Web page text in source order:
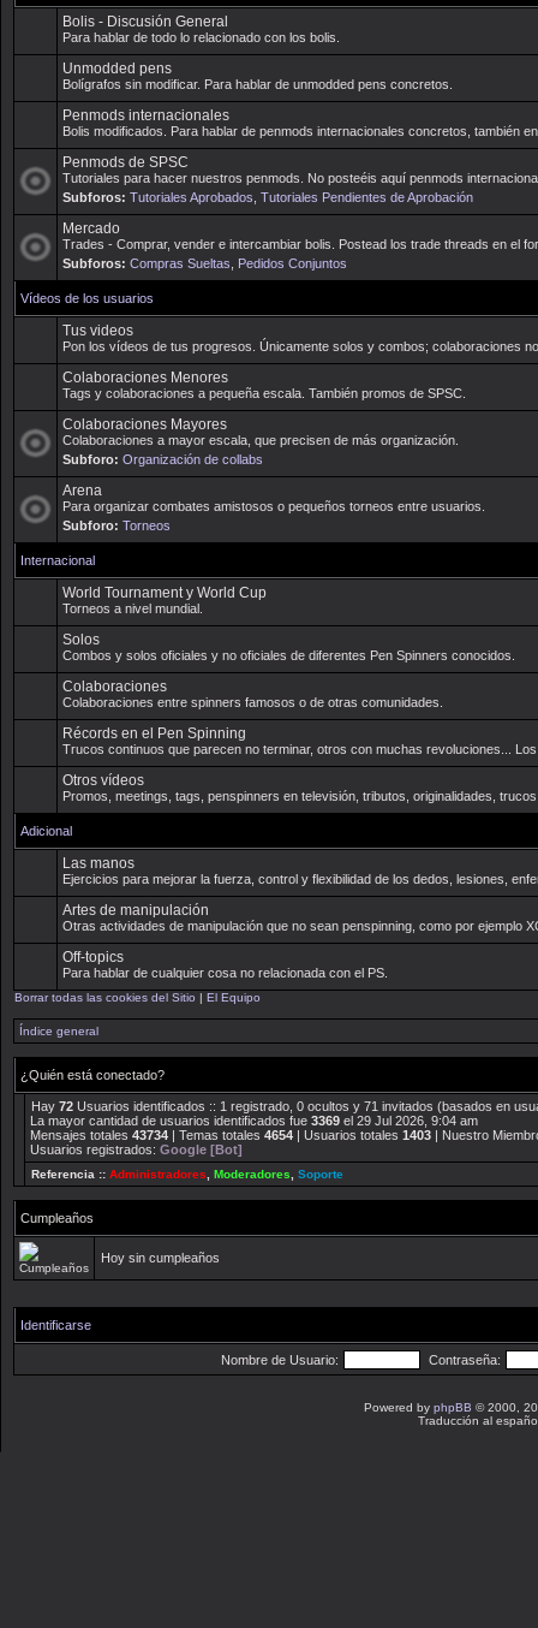
Bolis - Discusión General
Para hablar de todo lo relacionado con los bolis.
Unmodded pens
Bolígrafos sin modificar. Para hablar de unmodded pens concretos.
Penmods internacionales
Bolis modificados. Para hablar de penmods internacionales concretos, también
Penmods de SPSC
Tutoriales para hacer nuestros penmods. No posteéis aquí penmods
Subforos: Tutoriales Aprobados Tutoriales Pendientes de Aprobación
Mercado
Trades - Comprar, vender e intercambiar bolis. Postead los trade threads en el
Subforos: Compras Sueltas Pedidos Conjuntos
Vídeos de los usuarios
Tus videos
Pon los vídeos de tus progresos. Únicamente solos y combos; colaboraciones
Colaboraciones Menores
Tags y colaboraciones a pequeña escala. También promos de SPSC.
Colaboraciones Mayores
Colaboraciones a mayor escala, que precisen de más organización.
Subforo: Organización de collabs
Arena
Para organizar combates amistosos o pequeños torneos entre usuarios.
Subforo: Torneos
Internacional
World Tournament y World Cup
Torneos a nivel mundial.
Solos
Combos y solos oficiales y no oficiales de diferentes Pen Spinners conocidos.
Colaboraciones
Colaboraciones entre spinners famosos o de otras comunidades.
Récords en el Pen Spinning
Trucos continuos que parecen no terminar, otros con muchas revoluciones...
Otros vídeos
Promos, meetings, tags, penspinners en televisión, tributos, originalidades,
Adicional
Las manos
Ejercicios para mejorar la fuerza, control y flexibilidad de los dedos, lesiones,
Artes de manipulación
Otras actividades de manipulación que no sean penspinning, como por ejemplo
Off-topics
Para hablar de cualquier cosa no relacionada con el PS.
Borrar todas las cookies del Sitio | El Equipo
Índice general
¿Quién está conectado?
Hay 72 Usuarios identificados :: 1 registrado, 0 ocultos y 71 invitados (basados en
La mayor cantidad de usuarios identificados fue 3369 el 29 Jul 2026, 9:04 am
Mensajes totales 43734 | Temas totales 4654 | Usuarios totales 1403 | Nuestro
Usuarios registrados: Google [Bot]
Referencia :: Administradores Moderadores Soporte
Cumpleaños
Hoy sin cumpleaños
Identificarse
Nombre de Usuario: Contraseña:
Powered by phpBB © 2000,
Traducción al